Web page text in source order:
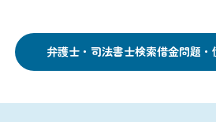
弁護士・司法書士検索借金問題・